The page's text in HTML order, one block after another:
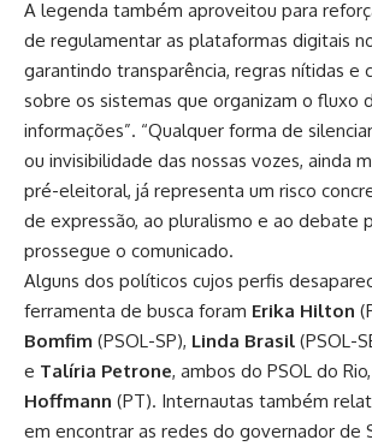
A legenda também aproveitou para
de regulamentar as plataformas digitais
garantindo transparência, regras nítidas e
sobre os sistemas que organizam o fluxo
informações”. “Qualquer forma de
ou invisibilidade das nossas vozes, ainda
pré-eleitoral, já representa um risco
de expressão, ao pluralismo e ao debate
prossegue o comunicado.
Alguns dos políticos cujos perfis
ferramenta de busca foram Erika Hilton
Bomfim (PSOL-SP), Linda Brasil (PSOL-
e Talíria Petrone, ambos do PSOL do
Hoffmann (PT). Internautas também
em encontrar as redes do governador de